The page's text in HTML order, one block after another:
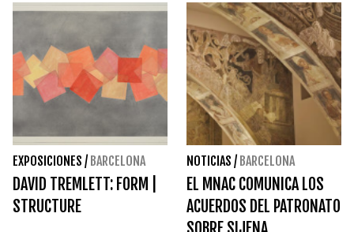
EXPOSICIONES / BARCELONA
DAVID TREMLETT: FORM |
STRUCTURE
NOTICIAS / BARCELONA
EL MNAC COMUNICA LOS
ACUERDOS DEL PATRONATO